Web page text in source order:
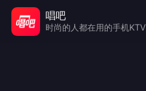
唱吧
时尚的人都在用的手机KTV